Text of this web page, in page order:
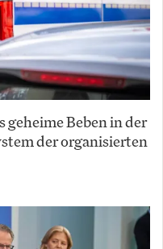
geheime Beben in der
der organisierten